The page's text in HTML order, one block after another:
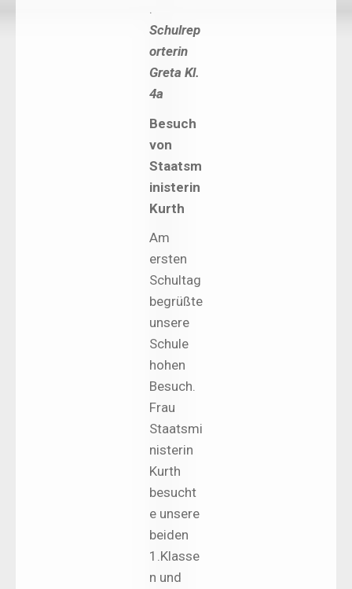
.
Schulrep
orterin
Greta Kl.
4a
Besuch
von
Staatsm
inisterin
Kurth
Am
ersten
Schultag
begrüßte
unsere
Schule
hohen
Besuch.
Frau
Staatsmi
nisterin
Kurth
besucht
e unsere
beiden
1.Klasse
n und